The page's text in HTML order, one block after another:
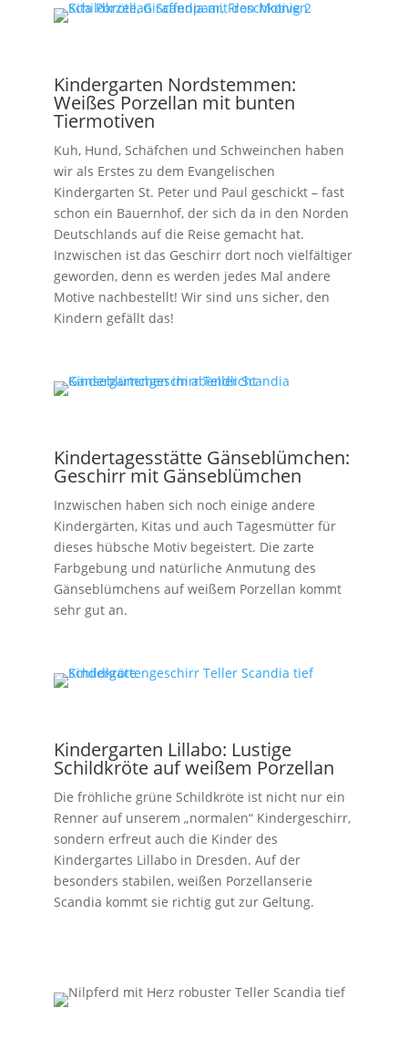
Kindergarten Nordstemmen:
Weißes Porzellan mit bunten
Tiermotiven
Kuh, Hund, Schäfchen und Schweinchen haben
wir als Erstes zu dem Evangelischen
Kindergarten St. Peter und Paul geschickt – fast
schon ein Bauernhof, der sich da in den Norden
Deutschlands auf die Reise gemacht hat.
Inzwischen ist das Geschirr dort noch vielfältiger
geworden, denn es werden jedes Mal andere
Motive nachbestellt! Wir sind uns sicher, den
Kindern gefällt das!
Kindertagesstätte Gänseblümchen:
Geschirr mit Gänseblümchen
Inzwischen haben sich noch einige andere
Kindergärten, Kitas und auch Tagesmütter für
dieses hübsche Motiv begeistert. Die zarte
Farbgebung und natürliche Anmutung des
Gänseblümchens auf weißem Porzellan kommt
sehr gut an.
Kindergarten Lillabo: Lustige
Schildkröte auf weißem Porzellan
Die fröhliche grüne Schildkröte ist nicht nur ein
Renner auf unserem „normalen“ Kindergeschirr,
sondern erfreut auch die Kinder des
Kindergartes Lillabo in Dresden. Auf der
besonders stabilen, weißen Porzellanserie
Scandia kommt sie richtig gut zur Geltung.